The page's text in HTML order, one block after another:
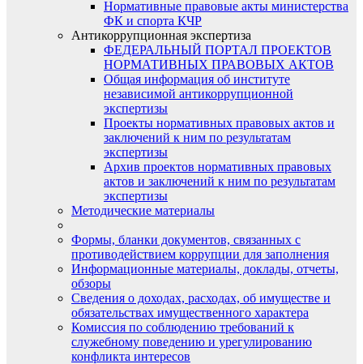
Нормативные правовые акты министерства
ФК и спорта КЧР
Антикоррупционная экспертиза
ФЕДЕРАЛЬНЫЙ ПОРТАЛ ПРОЕКТОВ
НОРМАТИВНЫХ ПРАВОВЫХ АКТОВ
Общая информация об институте
независимой антикоррупционной
экспертизы
Проекты нормативных правовых актов и
заключений к ним по результатам
экспертизы
Архив проектов нормативных правовых
актов и заключений к ним по результатам
экспертизы
Методические материалы
Формы, бланки документов, связанных с
противодействием коррупции для заполнения
Информационные материалы, доклады, отчеты,
обзоры
Сведения о доходах, расходах, об имуществе и
обязательствах имущественного характера
Комиссия по соблюдению требований к
служебному поведению и урегулированию
конфликта интересов